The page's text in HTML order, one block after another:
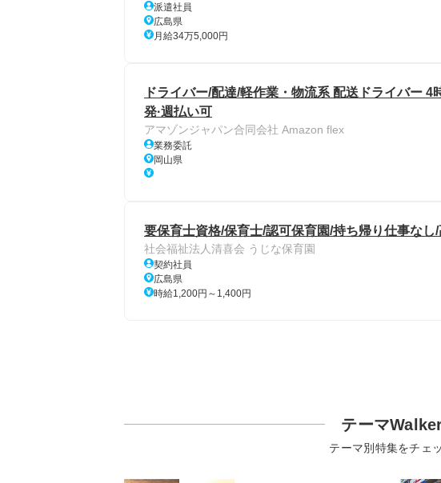
派遣社員
広島県
月給34万5,000円
ドライバー/配達/軽作業・物流系 配送ドライバー
発·週払い可
アマゾンジャパン合同会社 Amazon flex
業務委託
岡山県
要保育士資格/保育士/認可保育園/持ち帰り仕事なし
社会福祉法人清喜会 うじな保育園
契約社員
広島県
時給1,200円～1,400円
テーマ
テーマ別特集をチェ